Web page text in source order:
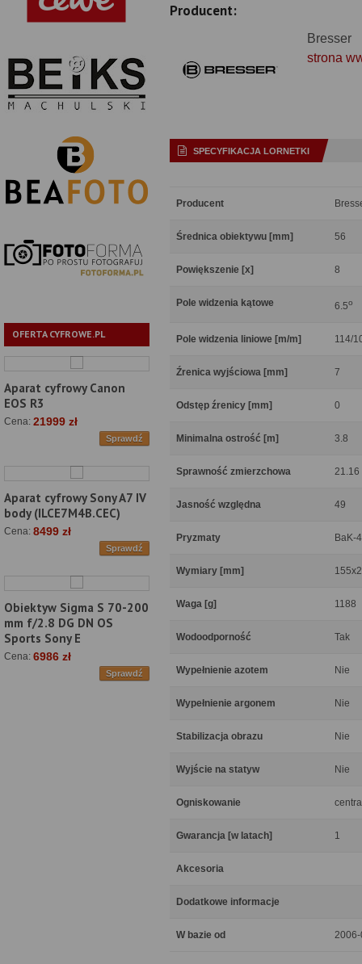
OFERTA CYFROWE.PL
Aparat cyfrowy Canon
EOS R3
Cena: 21999 zł
Sprawdź
Aparat cyfrowy Sony A7 IV
body (ILCE7M4B.CEC)
Cena: 8499 zł
Sprawdź
Obiektyw Sigma S 70-200
mm f/2.8 DG DN OS
Sports Sony E
Cena: 6986 zł
Sprawdź
Producent:
Bresser
strona
SPECYFIKACJA LORNETKI
Producent
Średnica obiektywu [mm] 56
Powiększenie [x] 8
Pole widzenia kątowe 6.5o
Pole widzenia liniowe [m/m] 114/
Źrenica wyjściowa [mm] 7
Odstęp źrenicy [mm] 0
Minimalna ostrość [m] 3.8
Sprawność zmierzchowa 21.16
Jasność względna 49
Pryzmaty BaK-
Wymiary [mm]
Waga [g] 1188
Wodoodporność Tak
Wypełnienie azotem Nie
Wypełnienie argonem Nie
Stabilizacja obrazu Nie
Wyjście na statyw Nie
Ogniskowanie
Gwarancja [w latach] 1
Akcesoria
Dodatkowe informacje
W bazie od